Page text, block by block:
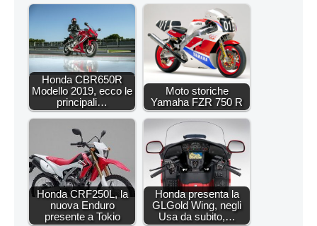
Honda CBR650R
Modello 2019, ecco le
principali…
Moto storiche
Yamaha FZR 750 R
Honda CRF250L, la
nuova Enduro
presente a Tokio
Honda presenta la
GLGold Wing, negli
Usa da subito,…